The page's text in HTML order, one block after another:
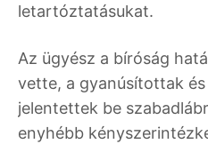
letartóztatásukat.
Az ügyész a bíróság
vette, a gyanúsítottak
jelentettek be
enyhébb